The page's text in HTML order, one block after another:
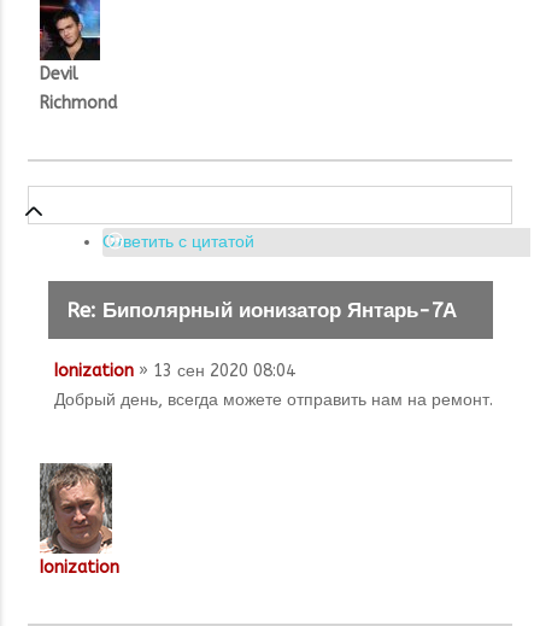
Devil
Richmond
Ответить с цитатой
Re: Биполярный ионизатор Янтарь-7А
Ionization » 13 сен 2020 08:04
Добрый день, всегда можете отправить нам на ремонт.
Ionization